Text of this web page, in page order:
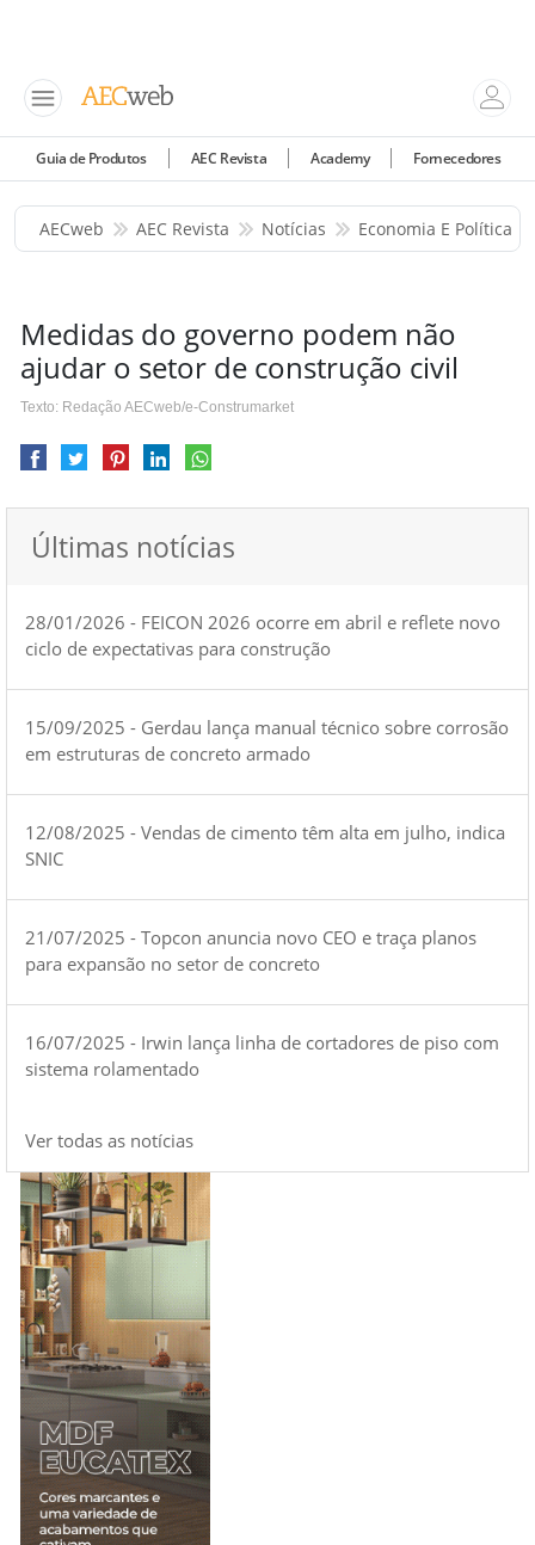
Guia de Produtos AEC Revista Academy Fornecedores
AECweb AEC Revista Notícias Economia E Política
Medidas do governo podem não
ajudar o setor de construção civil
Texto: Redação AECweb/e-Construmarket
Últimas notícias
28/01/2026 - FEICON 2026 ocorre em abril e reflete novo
ciclo de expectativas para construção
15/09/2025 - Gerdau lança manual técnico sobre corrosão
em estruturas de concreto armado
12/08/2025 - Vendas de cimento têm alta em julho, indica
SNIC
21/07/2025 - Topcon anuncia novo CEO e traça planos
para expansão no setor de concreto
16/07/2025 - Irwin lança linha de cortadores de piso com
sistema rolamentado
Ver todas as notícias